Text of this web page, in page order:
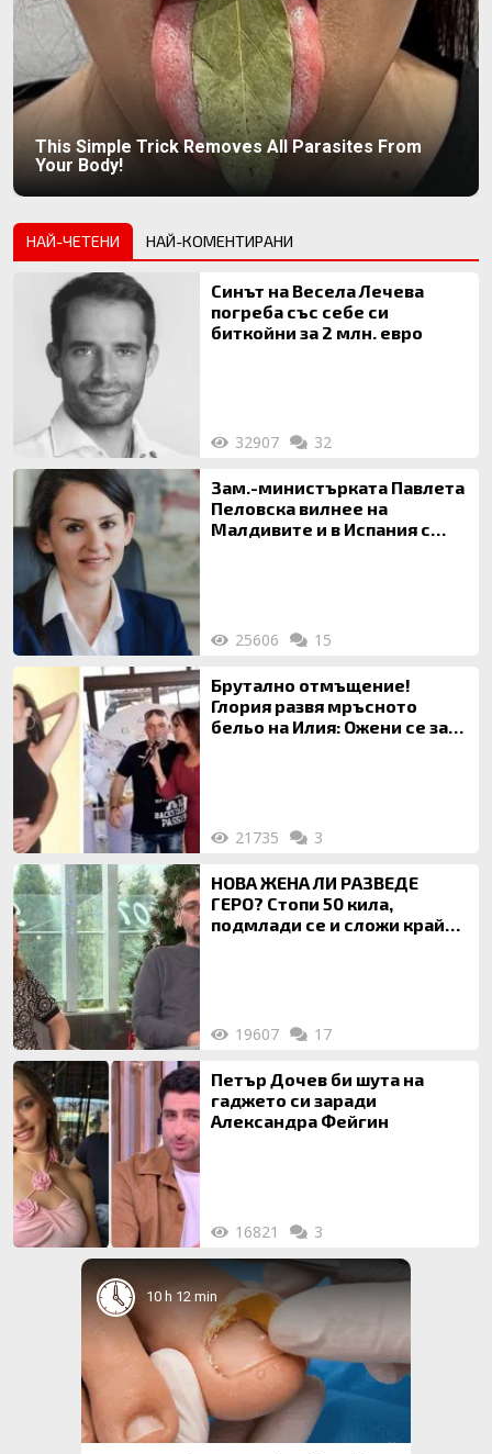
This Simple Trick Removes All Parasites From
Your Body!
НАЙ-ЧЕТЕНИ НАЙ-КОМЕНТИРАНИ
Синът на Весела Лечева
погреба със себе си
биткойни за 2 млн. евро
32907 32
Зам.-министърката Павлета
Пеловска вилнее на
Малдивите и в Испания с
25606 15
Брутално отмъщение!
Глория развя мръсното
бельо на Илия: Ожени се за
21735 3
НОВА ЖЕНА ЛИ РАЗВЕДЕ
ГЕРО? Стопи 50 кила,
подмлади се и сложи край
19607 17
Петър Дочев би шута на
гаджето си заради
Александра Фейгин
16821 3
10 h 12 min